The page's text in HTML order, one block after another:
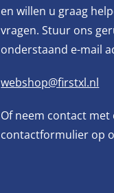
en willen u graag
vragen. Stuur ons
onderstaand e-mail
webshop@firstxl.nl
Of neem contact met
contactformulier op